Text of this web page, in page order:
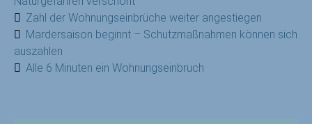
Zahl der Wohnungseinbrüche weiter angestiegen
Mardersaison beginnt – Schutzmaßnahmen können sich
auszahlen
Alle 6 Minuten ein Wohnungseinbruch